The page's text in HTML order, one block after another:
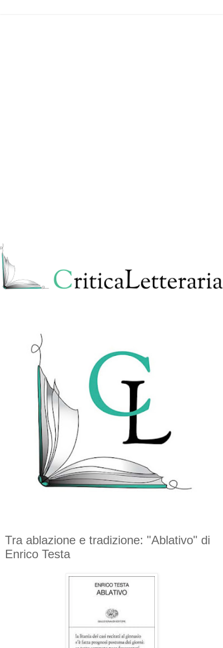
Tra ablazione e tradizione: "Ablativo" di
Enrico Testa